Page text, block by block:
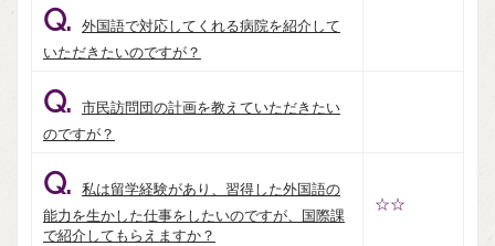
Q. 外国語で対応してくれる病院を紹介して
いただきたいのですが？
Q. 市民訪問団の計画を教えていただきたい
のですが？
Q. 私は留学経験があり、習得した外国語の
能力を生かした仕事をしたいのですが、国際課
で紹介してもらえますか？
☆☆